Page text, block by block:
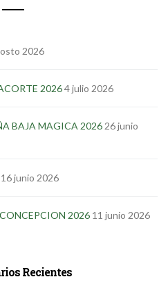
2026
20264 julio 2026
BAJA MAGICA 2026 26 junio
16 junio 2026
2026 11 junio 2026
Recientes